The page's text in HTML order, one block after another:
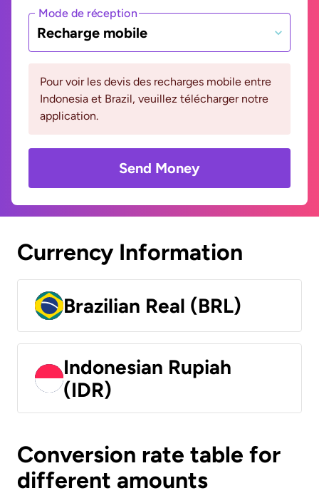
Mode de réception
Recharge mobile
Pour voir les devis des recharges mobile entre
Indonesia et Brazil, veuillez télécharger notre
application.
Send Money
Currency Information
Brazilian Real (BRL)
Indonesian Rupiah
(IDR)
Conversion rate table for
different amounts